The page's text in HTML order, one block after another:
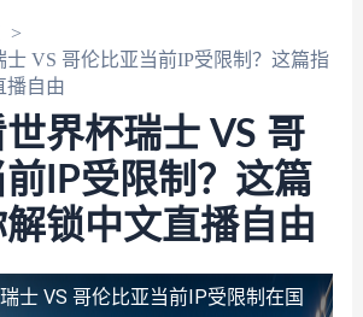
VS 哥伦比亚当前IP受限制？这篇指
播自由
界杯瑞士 VS 哥
IP受限制？这篇
锁中文直播自由
士 VS 哥伦比亚当前IP受限制 在国